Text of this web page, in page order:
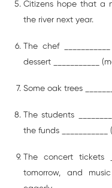
Citizens hope that a
the river next year.
The chef
dessert ___________
Some oak trees
The students
the funds
The concert tickets
tomorrow, and